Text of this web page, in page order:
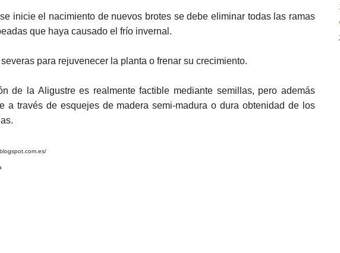
inicie el nacimiento de nuevos brotes se debe eliminar todas las ramas
que haya causado el frío invernal.
para rejuvenecer la planta o frenar su crecimiento.
de la Aligustre es realmente factible mediante semillas, pero además
a través de esquejes de madera semi-madura o dura obtenidad de los